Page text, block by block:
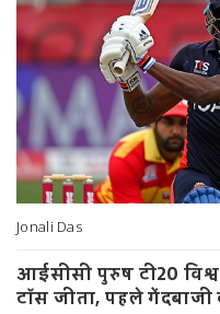
Jonali Das
आईसीसी पुरुष टी20
टॉस जीता, पहले